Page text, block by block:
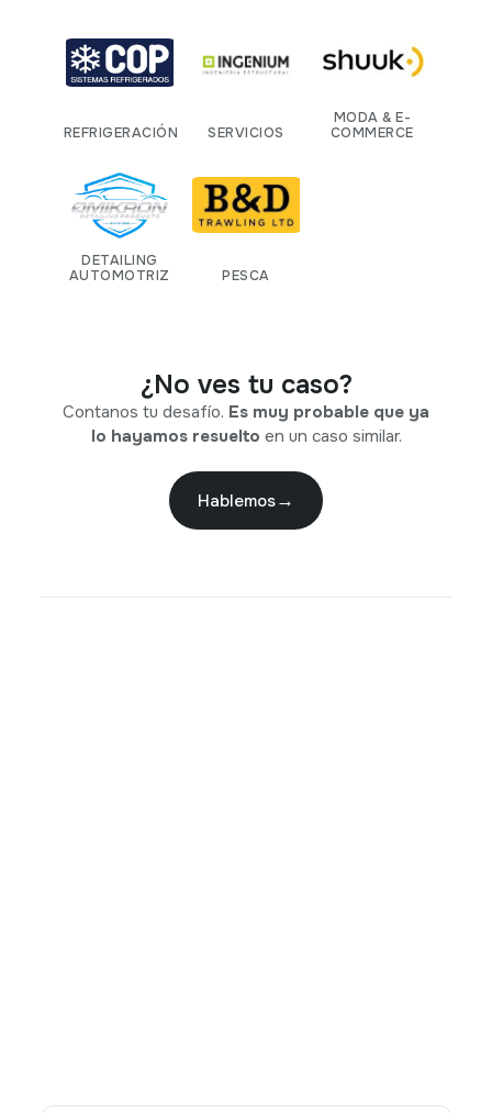
REFRIGERACIÓN SERVICIOS
MODA & E-
COMMERCE
DETAILING
AUTOMOTRIZ
PESCA
¿No ves tu caso?
Contanos tu desafío. Es muy probable que ya
lo hayamos resuelto en un caso similar.
Hablemos